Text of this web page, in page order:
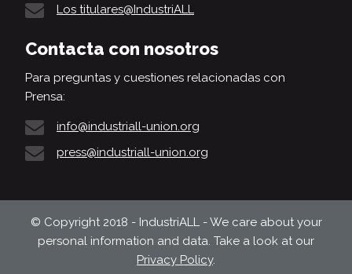
Los titulares@IndustriALL
Contacta con nosotros
Para preguntas y cuestiones relacionadas con
Prensa:
info@industriall-union.org
press@industriall-union.org
© Copyright 2018 - IndustriALL - We care about your
personal information and data. Take a look at our
Privacy Policy.